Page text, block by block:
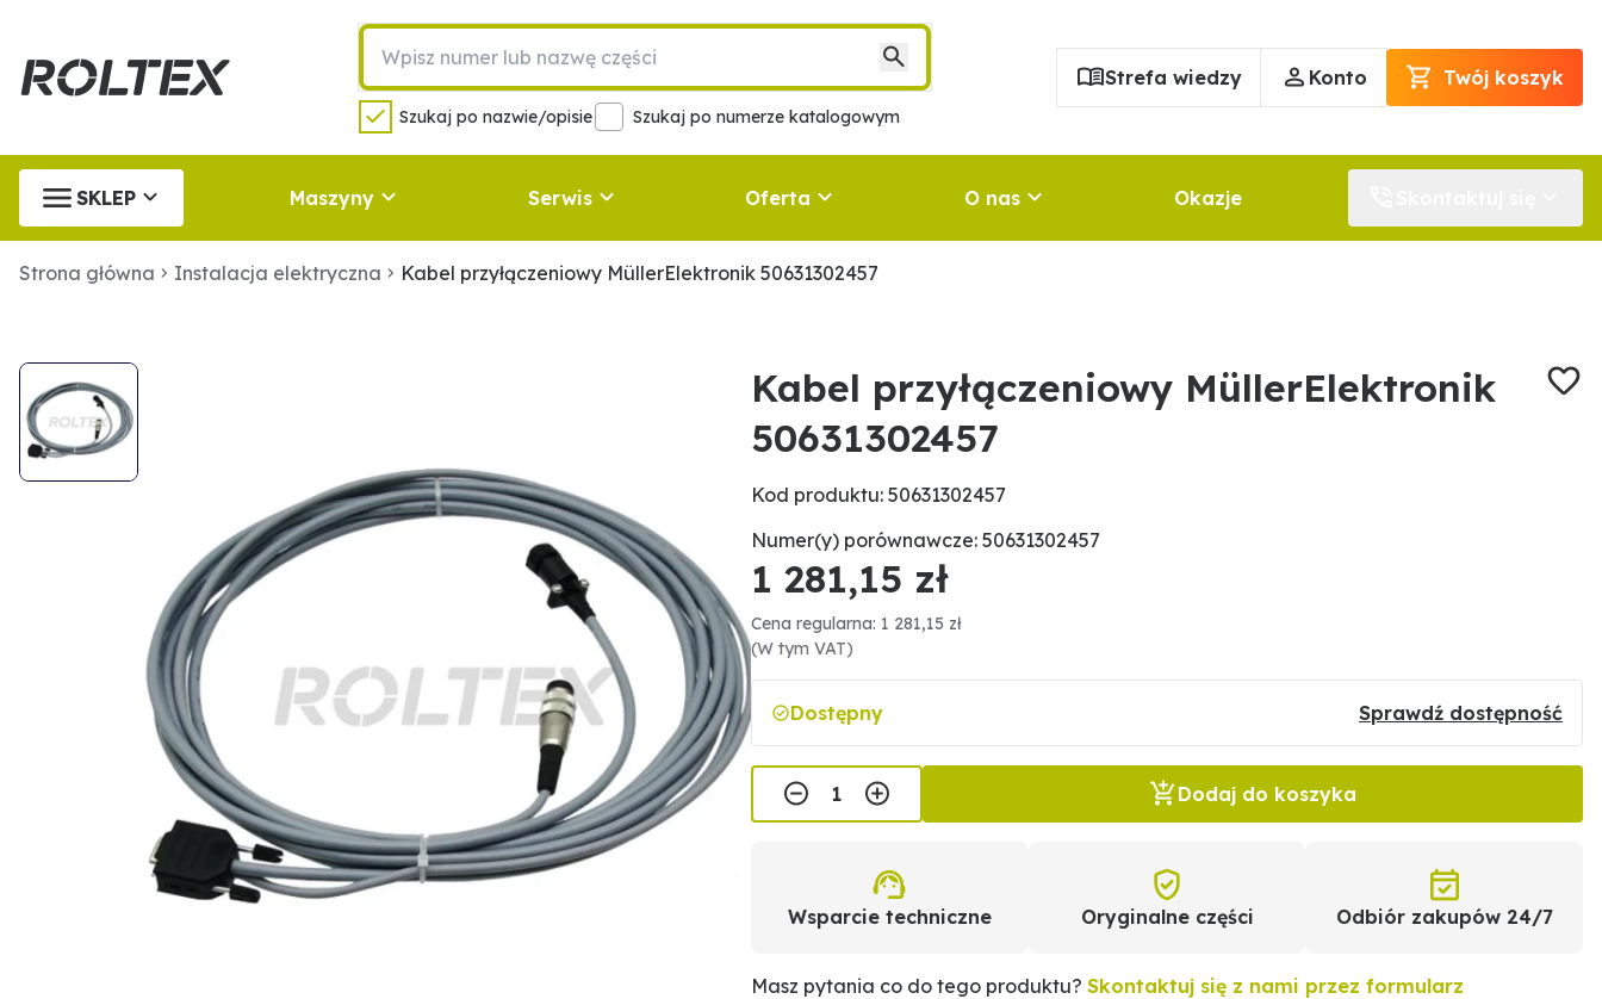
Szukaj po nazwie/opisie Szukaj po numerze katalogowym
Strefa wiedzy Konto Twój koszyk
SKLEP Maszyny Serwis Oferta O nas Okazje
Strona główna Instalacja elektryczna Kabel przyłączeniowy MüllerElektronik 50631302457
Kabel przyłączeniowy MüllerElektronik
50631302457
Kod produktu: 50631302457
Numer(y) porównawcze: 50631302457
1 281,15 zł
Cena regularna: 1 281,15 zł
(W tym VAT)
Dostępny Sprawdź dostępność
Dodaj do koszyka
Wsparcie techniczne Oryginalne części Odbiór zakupów 24/7
Masz pytania co do tego produktu?Skontaktuj się z nami przez formularz